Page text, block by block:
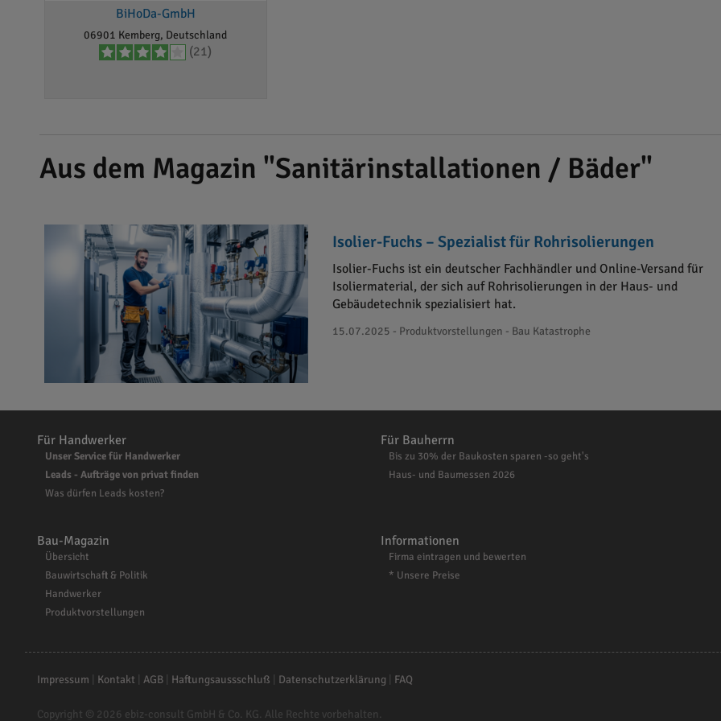
BiHoDa-GmbH
06901 Kemberg, Deutschland
(21)
Aus dem Magazin "Sanitärinstallationen / Bäder"
Isolier-Fuchs – Spezialist für Rohrisolierungen
Isolier-Fuchs ist ein deutscher Fachhändler und Online-Versand für
Isoliermaterial, der sich auf Rohrisolierungen in der Haus- und
Gebäudetechnik spezialisiert hat.
15.07.2025 - Produktvorstellungen - Bau Katastrophe
Für Handwerker
Unser Service für Handwerker
Leads - Aufträge von privat finden
Was dürfen Leads kosten?
Für Bauherrn
Bis zu 30% der Baukosten sparen -so geht's
Haus- und Baumessen 2026
Bau-Magazin
Übersicht
Bauwirtschaft & Politik
Handwerker
Produktvorstellungen
Informationen
Firma eintragen und bewerten
* Unsere Preise
Impressum Kontakt| AGB| Haftungsaussschluß Datenschutzerklärung| FAQ
Copyright © 2026 ebiz-consult GmbH & Co. KG. Alle Rechte vorbehalten.